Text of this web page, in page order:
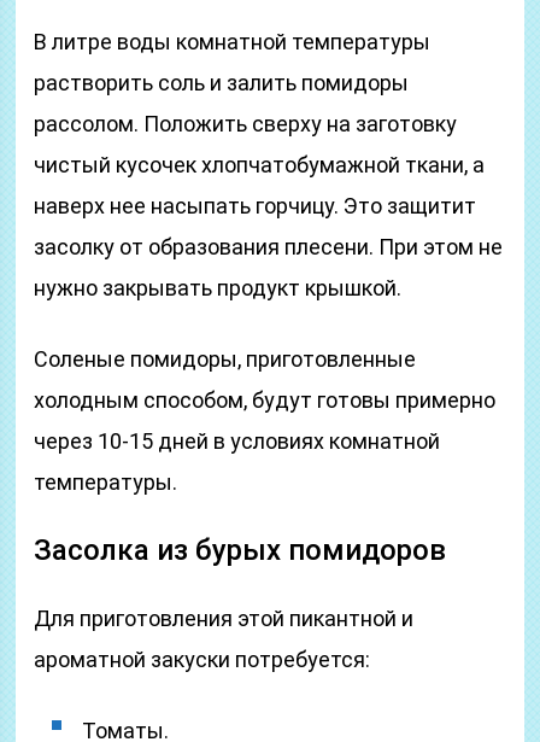
В литре воды комнатной температуры
растворить соль и залить помидоры
рассолом. Положить сверху на заготовку
чистый кусочек хлопчатобумажной ткани, а
наверх нее насыпать горчицу. Это защитит
засолку от образования плесени. При этом не
нужно закрывать продукт крышкой.
Соленые помидоры, приготовленные
холодным способом, будут готовы примерно
через 10-15 дней в условиях комнатной
температуры.
Засолка из бурых помидоров
Для приготовления этой пикантной и
ароматной закуски потребуется:
Томаты.